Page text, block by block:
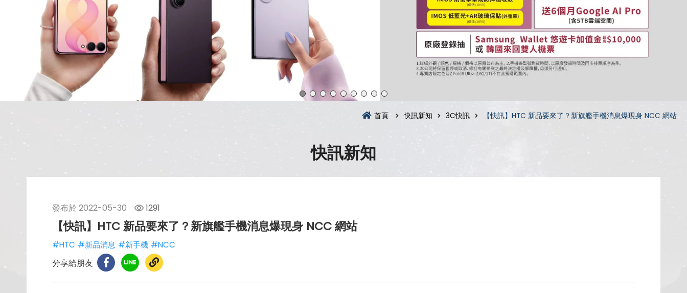
首頁 快訊新知 3C快訊 【快訊】HTC 新品要來了？新旗艦手機消息爆現身 NCC 網站
快訊新知
發布於 2022-05-30 1291
【快訊】HTC 新品要來了？新旗艦手機消息爆現身 NCC 網站
#HTC #新品消息 #新手機 #NCC
分享給朋友